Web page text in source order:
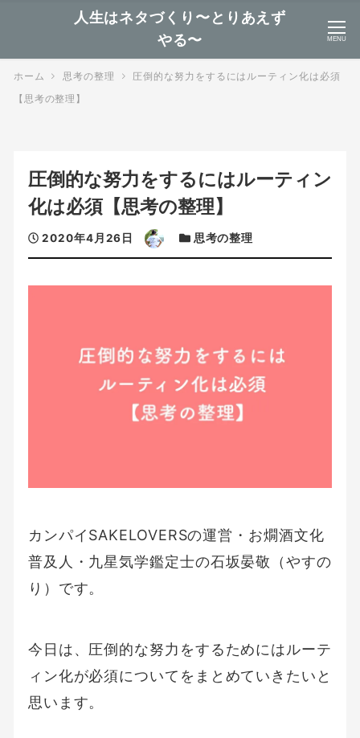
人生はネタづくり〜とりあえず
やる〜
MENU
ホーム 思考の整理
圧倒的な努力をするにはルーティン化は必須
【思考の整理】
圧倒的な努力をするにはルーティン
化は必須【思考の整理】
投
稿
日
2020年4月26日
著
者
カ
テ
ゴ
思考の整理
カンパイSAKELOVERSの運営・お燗酒文化
普及人・九星気学鑑定士の石坂晏敬（やすの
り）です。
今日は、圧倒的な努力をするためにはルーテ
ィン化が必須についてをまとめていきたいと
思います。